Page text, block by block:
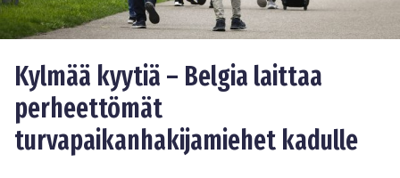
Kylmää kyytiä – Belgia laittaa
perheettömät
turvapaikanhakijamiehet kadulle